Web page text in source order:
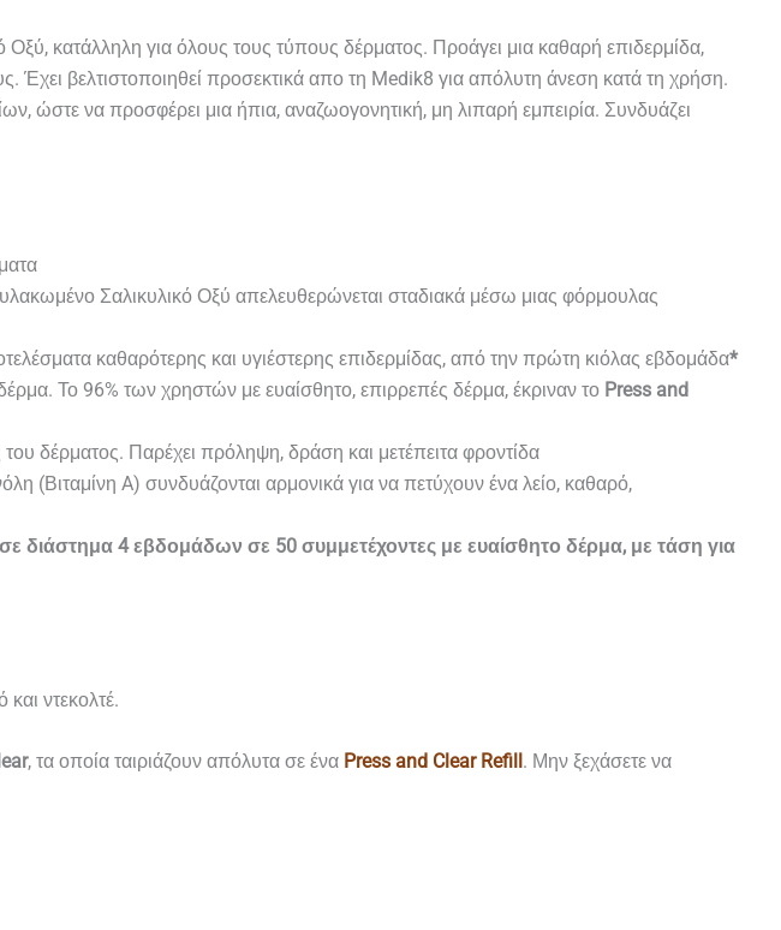
κατάλληλη για όλους τους τύπους δέρματος. Προάγει μια καθαρή επιδερμίδα,
Έχει βελτιστοποιηθεί προσεκτικά απο τη Medik8 για απόλυτη άνεση κατά τη χρήση.
ώστε να προσφέρει μια ήπια, αναζωογονητική, μη λιπαρή εμπειρία. Συνδυάζει
Σαλικυλικό Οξύ απελευθερώνεται σταδιακά μέσω μιας φόρμουλας
καθαρότερης και υγιέστερης επιδερμίδας, από την πρώτη κιόλας εβδομάδα*
Το 96% των χρηστών με ευαίσθητο, επιρρεπές δέρμα, έκριναν το Press and
του δέρματος. Παρέχει πρόληψη, δράση και μετέπειτα φροντίδα
(Βιταμίνη A) συνδυάζονται αρμονικά για να πετύχουν ένα λείο, καθαρό,
διάστημα 4 εβδομάδων σε 50 συμμετέχοντες με ευαίσθητο δέρμα, με τάση για
ντεκολτέ.
, τα οποία ταιριάζουν απόλυτα σε ένα Press and Clear Refill. Μην ξεχάσετε να